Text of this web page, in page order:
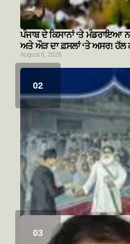
ਪੰਜਾਬ ਦੇ ਕਿਸਾਨਾਂ ‘ਤੇ ਮੰਡਰਾਇਆ
ਅਤੇ ਔੜ ਦਾ ਫ਼ਸਲਾਂ ‘ਤੇ ਅਸਰ! ਹੱਲ
August 6, 2026